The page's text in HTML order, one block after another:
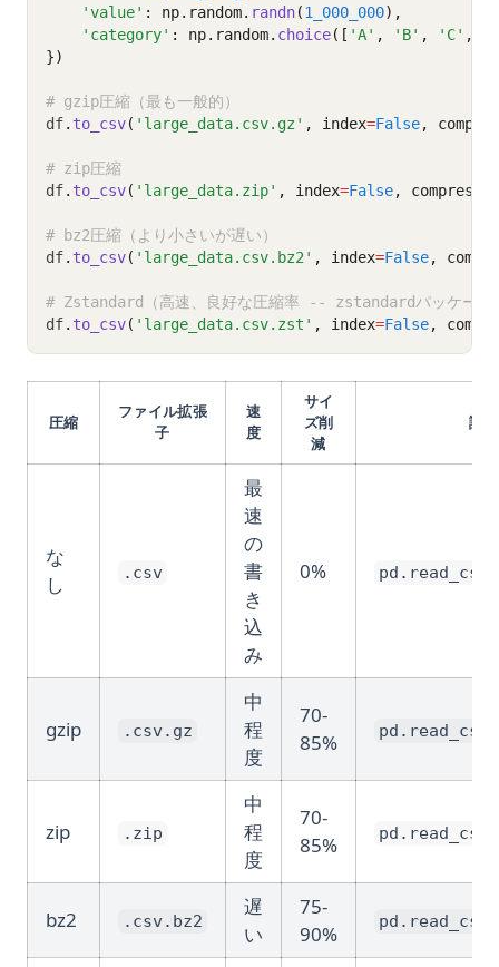
'value' : np.random. randn(1_000_000),
'category' : np.random. choice([ 'A' , 'B' , 'C' ,
})
# gzip圧縮（最も一般的）
df. to_csv( 'large_data.csv.gz' , index=False,
# zip圧縮
df. to_csv( 'large_data.zip' , index=False,
# bz2圧縮（より小さいが遅い）
df. to_csv( 'large_data.csv.bz2' , index=False,
# Zstandard（高速、良好な圧縮率 -- zstandardパッケージ
df. to_csv( 'large_data.csv.zst' , index=False,
圧縮
ファイル拡張
子
速
度
サイ
ズ削
減
読
な
し
.csv
最
速
の
書
き
込
み
0%
gzip .csv.gz
中
程
度
70-
85%
zip .zip
中
程
度
70-
85%
bz2 .csv.bz2
遅
い
75-
90%